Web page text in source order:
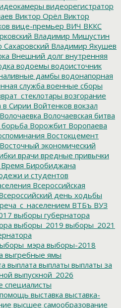
видеорегистратор
Виктор Орёл Виктор
вице-премьер ВИЧ ВККС
Владимир Мишустин
Владимир Якушев
Внешний долг внутренняя
водоемы водоисточник
дамбы водонапорная
служба военные сборы
возгорание
в Сирии Войтенков вокзал
Волочаевка Волочаевская битва
Ворожбит Воропаева
Востокцемент
Восточный экономический
врачи вредные привычки
Время Биробиджана
и студентов
Всероссийская
день ходьбы
ВТБъ ВУЗ
выборы губернатора
выборы_2019 выборы_2021
выборы-2018
выгребные ямы
выплата выплаты выплаты за
выпускной_2026
специалисты
выставка выставка-
высшее самообразование